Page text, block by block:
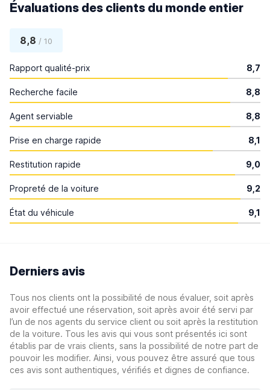
Évaluations des clients du monde entier
8,8 / 10
Rapport qualité-prix 8,7
Recherche facile 8,8
Agent serviable 8,8
Prise en charge rapide 8,1
Restitution rapide 9,0
Propreté de la voiture 9,2
État du véhicule 9,1
Derniers avis
Tous nos clients ont la possibilité de nous évaluer, soit après
avoir effectué une réservation, soit après avoir été servi par
l’un de nos agents du service client ou soit après la restitution
de la voiture. Tous les avis qui vous sont présentés ici sont
établis par de vrais clients, sans la possibilité de notre part de
pouvoir les modifier. Ainsi, vous pouvez être assuré que tous
ces avis sont authentiques, vérifiés et dignes de confiance.